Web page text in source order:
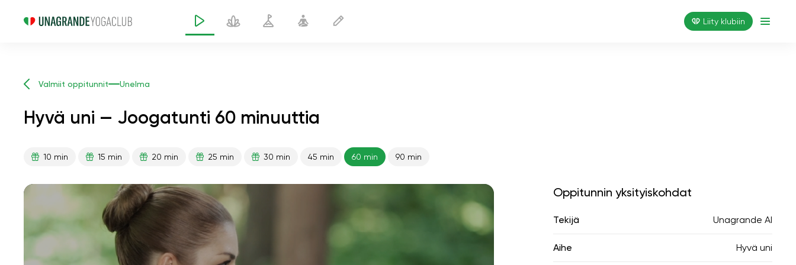
Liity klubiin
Valmiit oppitunnit Unelma
Hyvä uni — Joogatunti 60 minuuttia
10 min 15 min 20 min 25 min 30 min 45 min 60 min 90 min
Oppitunnin yksityiskohdat
Tekijä Unagrande AI
Aihe Hyvä uni